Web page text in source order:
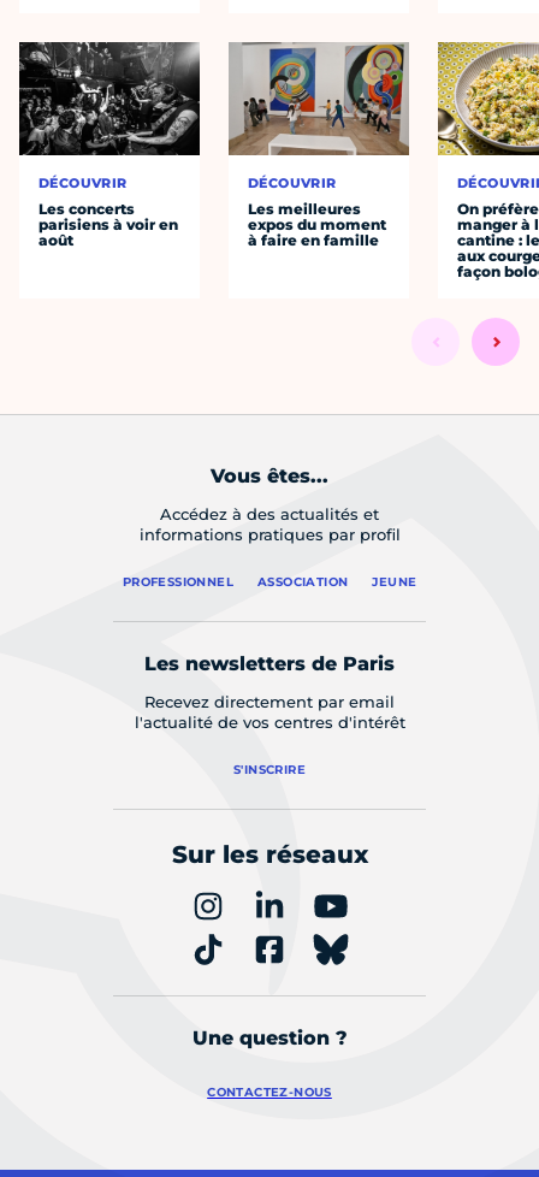
DÉCOUVRIR
Les concerts
parisiens à voir en
août
DÉCOUVRIR
Les meilleures
expos du moment
à faire en famille
On préfère
manger à
cantine :
aux
façon
Vous êtes...
Accédez à des actualités et
informations pratiques par profil
PROFESSIONNEL ASSOCIATION JEUNE
Les newsletters de Paris
Recevez directement par email
l'actualité de vos centres d'intérêt
S'INSCRIRE
Sur les réseaux
Une question ?
CONTACTEZ-NOUS